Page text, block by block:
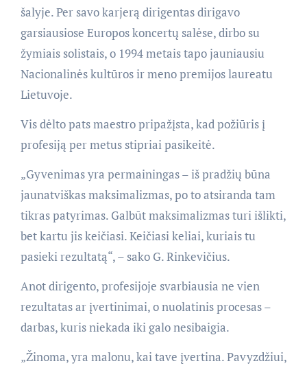
šalyje. Per savo karjerą dirigentas dirigavo
garsiausiose Europos koncertų salėse, dirbo su
žymiais solistais, o 1994 metais tapo jauniausiu
Nacionalinės kultūros ir meno premijos laureatu
Lietuvoje.
Vis dėlto pats maestro pripažįsta, kad požiūris į
profesiją per metus stipriai pasikeitė.
„Gyvenimas yra permainingas – iš pradžių būna
jaunatviškas maksimalizmas, po to atsiranda tam
tikras patyrimas. Galbūt maksimalizmas turi išlikti,
bet kartu jis keičiasi. Keičiasi keliai, kuriais tu
pasieki rezultatą“, – sako G. Rinkevičius.
Anot dirigento, profesijoje svarbiausia ne vien
rezultatas ar įvertinimai, o nuolatinis procesas –
darbas, kuris niekada iki galo nesibaigia.
„Žinoma, yra malonu, kai tave įvertina. Pavyzdžiui,